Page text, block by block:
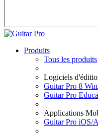
Produits
Tous les produits
Logiciels
Guitar Pro 8
Guitar Pro
Applications
Guitar Pro iOS/